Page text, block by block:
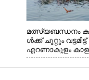
മത്സ്യബന്ധനം
ൾക്ക് ചുറ്റും
എറണാകുളം
ള്ള കാഴ്ച